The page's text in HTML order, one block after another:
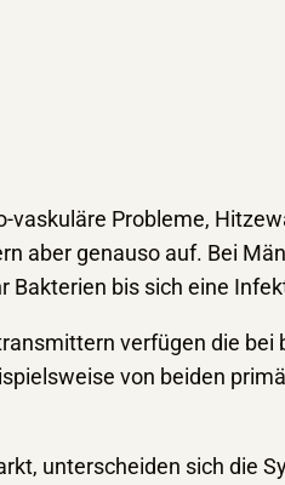
Probleme,
aber genauso auf. Bei
bis sich eine
verfügen die
von beiden
unterscheiden sich die